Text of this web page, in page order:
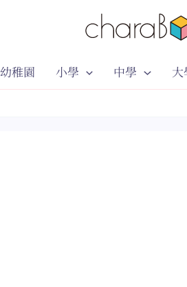
幼稚園 小學 中學 大